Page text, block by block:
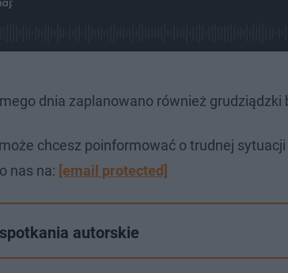
dnia zaplanowano również grudziądzki
chcesz poinformować o trudnej
nas na: [email protected]
autorskie